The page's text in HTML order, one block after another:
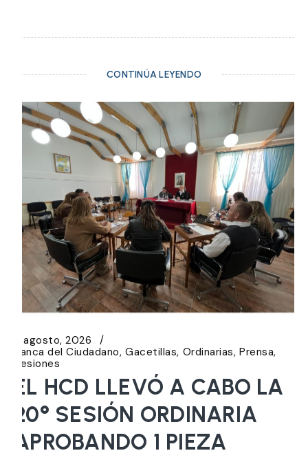
CONTINÚA LEYENDO
6 agosto, 2026
Banca del Ciudadano Gacetillas Ordinarias Prensa
Sesiones
EL HCD LLEVÓ A CABO LA
20° SESIÓN ORDINARIA
APROBANDO 1 PIEZA